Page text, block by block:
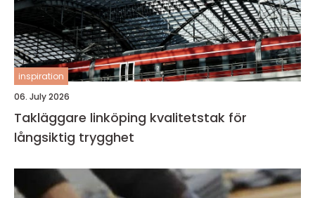
inspiration
06. July 2026
Takläggare linköping kvalitetstak för
långsiktig trygghet